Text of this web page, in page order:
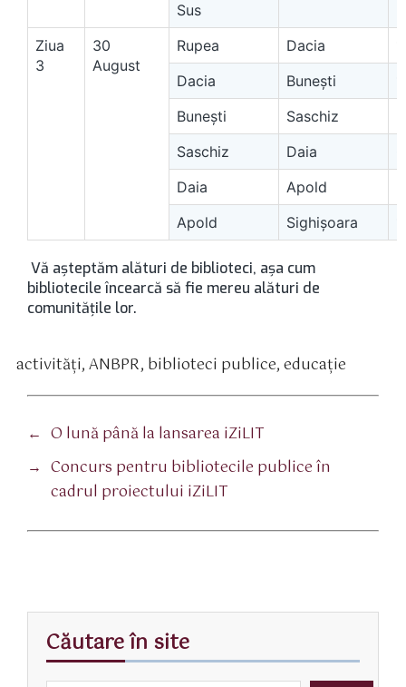
Sus
Ziua
3
30
August
Rupea Dacia
Dacia
Buneşti
Buneşti
Saschiz
Saschiz
Daia
Daia
Apold
Apold
Sighişoara
Vă așteptăm alături de biblioteci, așa cum
bibliotecile încearcă să fie mereu alături de
comunitățile lor.
activităţi,ANBPR, biblioteci publice,educaţie
← O lună până la lansarea iZiLIT
→ Concurs pentru bibliotecile publice în
cadrul proiectului iZiLIT
Căutare în site